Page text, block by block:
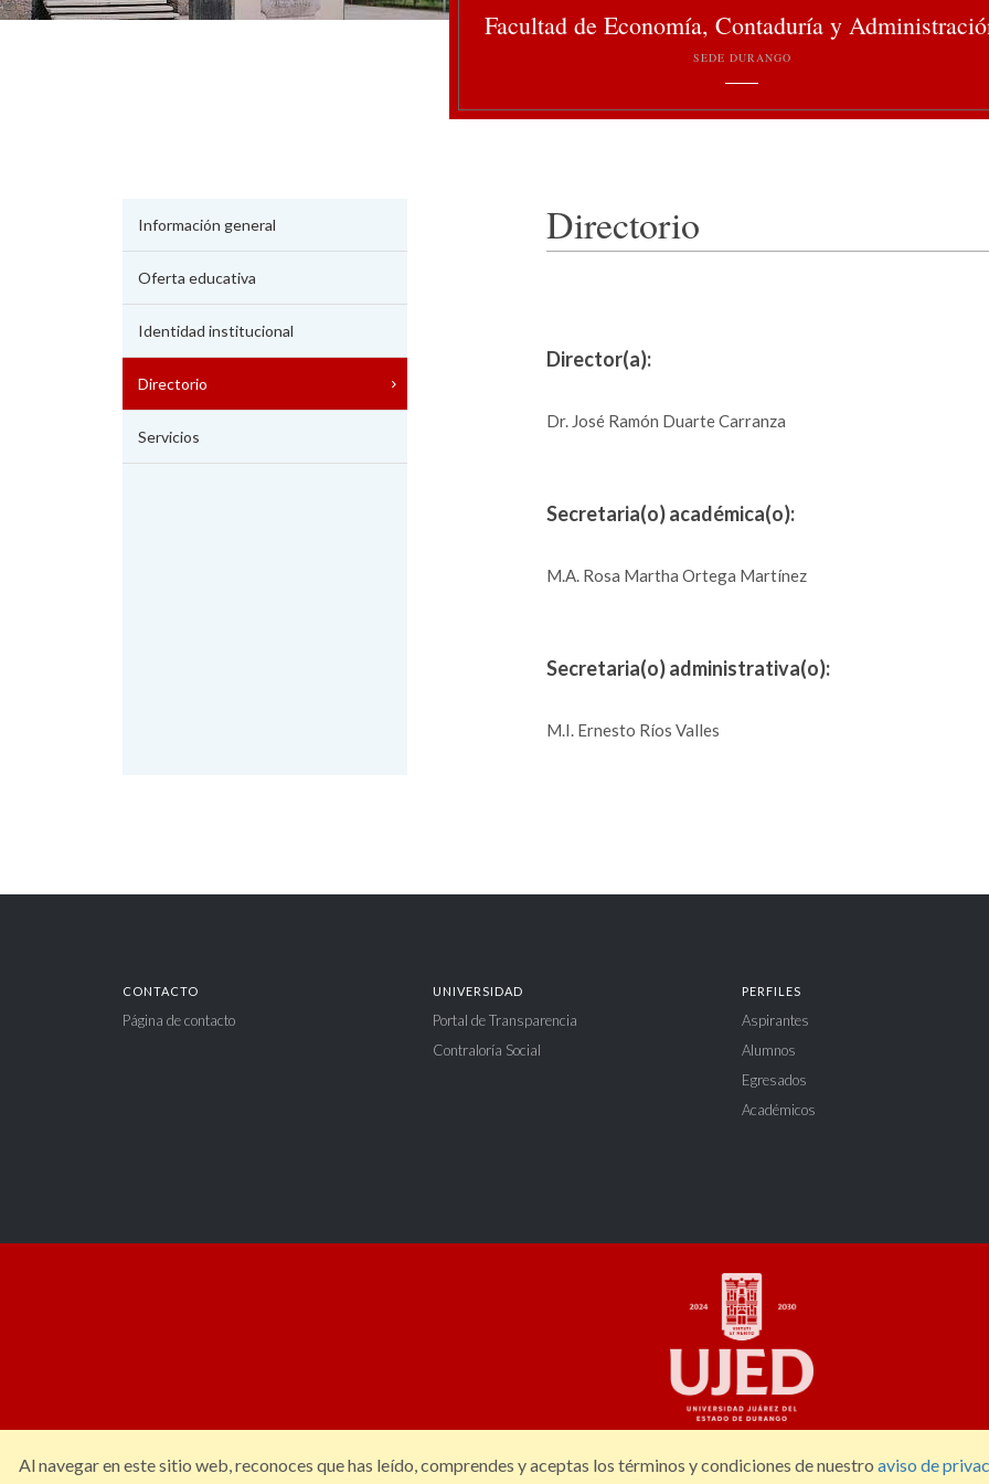
Facultad de Economía, Contaduría y
SEDE DURANGO
Información general
Oferta educativa
Identidad institucional
Directorio
Servicios
Directorio
Director(a):
Dr. José Ramón Duarte Carranza
Secretaria(o) académica(o):
M.A. Rosa Martha Ortega Martínez
Secretaria(o) administrativa(o):
M.I. Ernesto Ríos Valles
CONTACTO
Página de contacto
UNIVERSIDAD
Portal de Transparencia
Contraloría Social
PERFILES
Aspirantes
Alumnos
Egresados
Académicos
Constitución 404 Sur, Zona Centro. C.P. 34000, Durango, Dgo. México. Tel: (618) 827 12 00.
Al navegar en este sitio web, reconoces que has leído, comprendes y aceptas los términos y condiciones de nuestro aviso de